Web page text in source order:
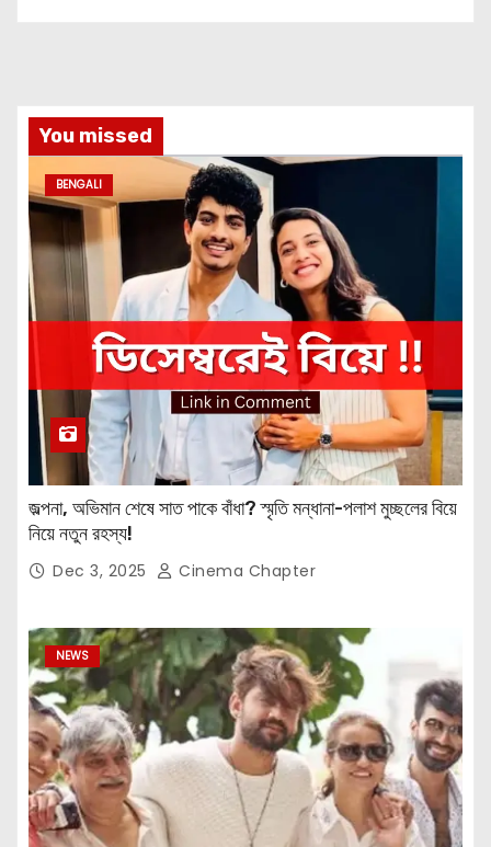
You missed
BENGALI
জল্পনা, অভিমান শেষে সাত পাকে বাঁধা? স্মৃতি মন্ধানা-পলাশ মুচ্ছলের বিয়ে
নিয়ে নতুন রহস্য!
Dec 3, 2025 Cinema Chapter
NEWS